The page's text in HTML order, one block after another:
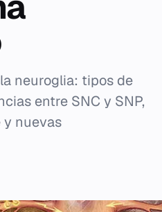
neuroglia: tipos de
entre SNC y SNP,
nuevas